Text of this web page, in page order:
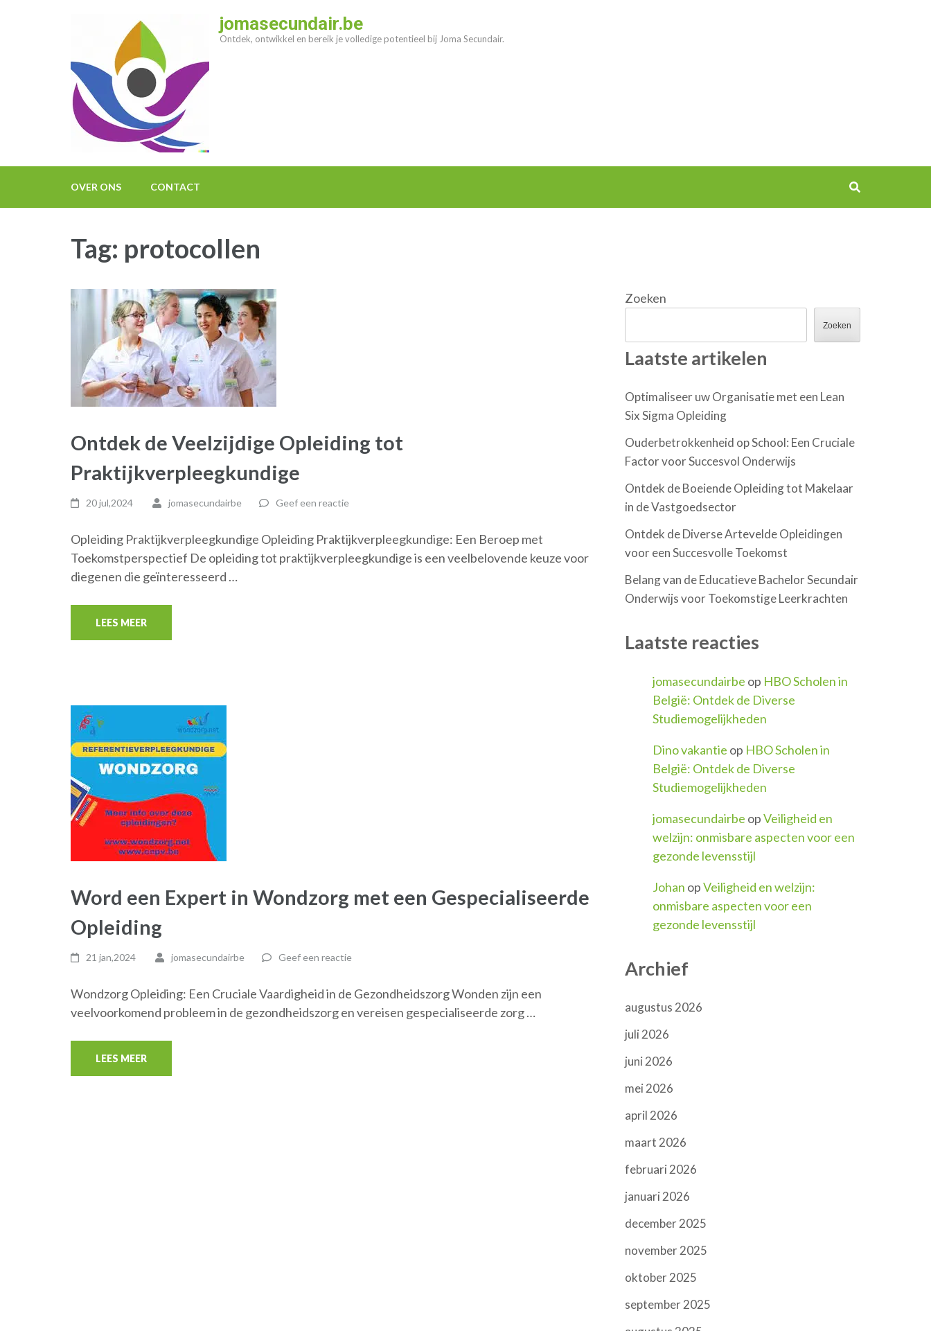
jomasecundair.be
Ontdek, ontwikkel en bereik je volledige potentieel bij Joma Secundair.
OVER ONS CONTACT
Tag: protocollen
Ontdek de Veelzijdige Opleiding tot
Praktijkverpleegkundige
20 jul,2024 jomasecundairbe Geef een reactie
Opleiding Praktijkverpleegkundige Opleiding Praktijkverpleegkundige: Een Beroep met
Toekomstperspectief De opleiding tot praktijkverpleegkundige is een veelbelovende keuze voor
diegenen die geïnteresseerd …
LEES MEER
Word een Expert in Wondzorg met een Gespecialiseerde
Opleiding
21 jan,2024 jomasecundairbe Geef een reactie
Wondzorg Opleiding: Een Cruciale Vaardigheid in de Gezondheidszorg Wonden zijn een
veelvoorkomend probleem in de gezondheidszorg en vereisen gespecialiseerde zorg …
LEES MEER
Zoeken
Zoeken
Laatste artikelen
Optimaliseer uw Organisatie met een Lean
Six Sigma Opleiding
Ouderbetrokkenheid op School: Een Cruciale
Factor voor Succesvol Onderwijs
Ontdek de Boeiende Opleiding tot Makelaar
in de Vastgoedsector
Ontdek de Diverse Artevelde Opleidingen
voor een Succesvolle Toekomst
Belang van de Educatieve Bachelor Secundair
Onderwijs voor Toekomstige Leerkrachten
Laatste reacties
jomasecundairbe op HBO Scholen in
België: Ontdek de Diverse
Studiemogelijkheden
Dino vakantie op HBO Scholen in
België: Ontdek de Diverse
Studiemogelijkheden
jomasecundairbe opVeiligheid en
welzijn: onmisbare aspecten voor een
gezonde levensstijl
Johan opVeiligheid en welzijn:
onmisbare aspecten voor een
gezonde levensstijl
Archief
augustus 2026
juli 2026
juni 2026
mei 2026
april 2026
maart 2026
februari 2026
januari 2026
december 2025
november 2025
oktober 2025
september 2025